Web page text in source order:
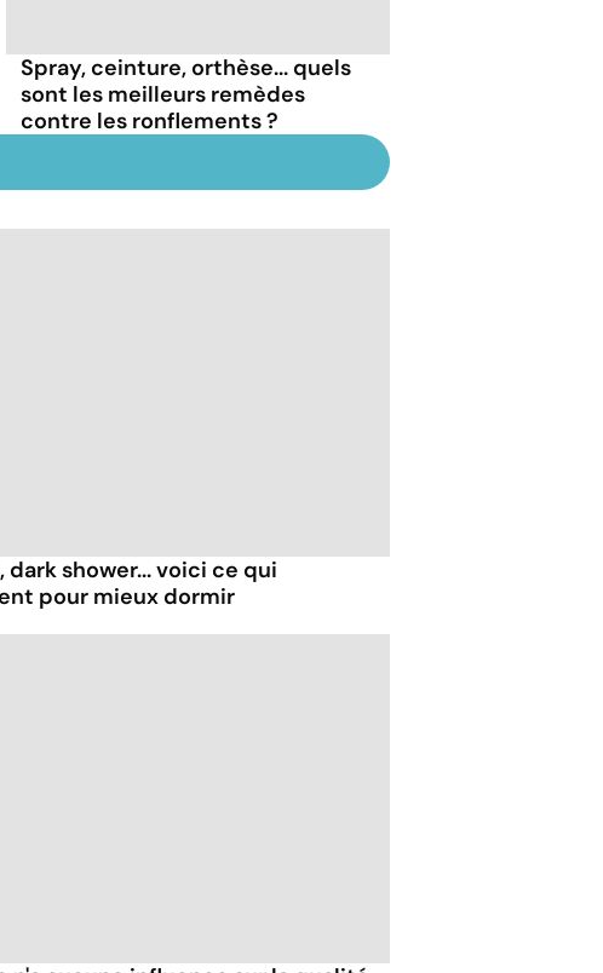
Spray, ceinture, orthèse... quels
sont les meilleurs remèdes
contre les ronflements ?
shower... voici ce qui
pour mieux dormir